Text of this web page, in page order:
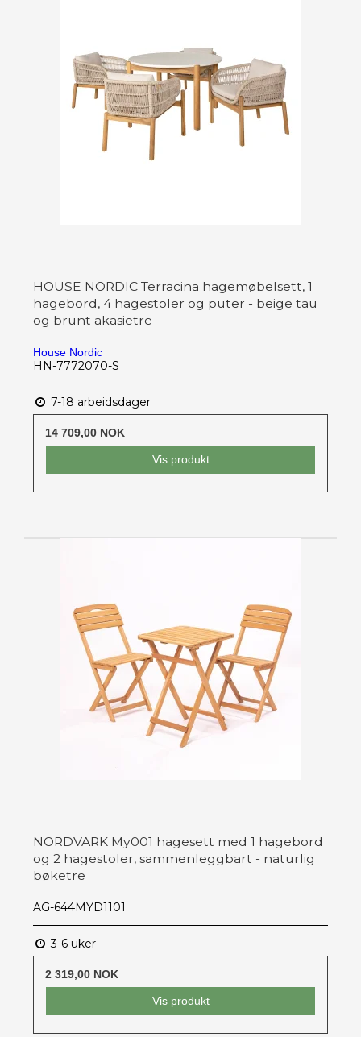
HOUSE NORDIC Terracina hagemøbelsett, 1
hagebord, 4 hagestoler og puter - beige tau
og brunt akasietre
House Nordic
HN-7772070-S
7-18 arbeidsdager
14 709,00 NOK
Vis produkt
NORDVÄRK My001 hagesett med 1 hagebord
og 2 hagestoler, sammenleggbart - naturlig
bøketre
AG-644MYD1101
3-6 uker
2 319,00 NOK
Vis produkt